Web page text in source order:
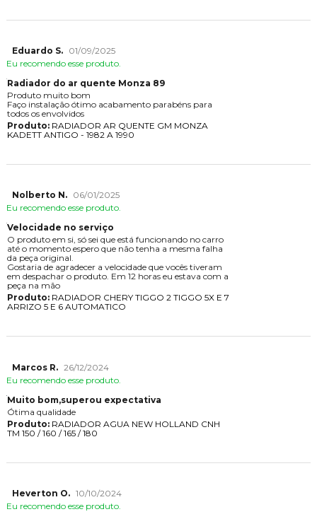
Eduardo S.
01/09/2025
Eu recomendo esse produto.
Radiador do ar quente Monza 89
Produto muito bom
Faço instalação ótimo acabamento parabéns para
todos os envolvidos
Produto:RADIADOR AR QUENTE GM MONZA
KADETT ANTIGO - 1982 A 1990
Nolberto N.
06/01/2025
Eu recomendo esse produto.
Velocidade no serviço
O produto em si, só sei que está funcionando no carro
até o momento espero que não tenha a mesma falha
da peça original.
Gostaria de agradecer a velocidade que vocês tiveram
em despachar o produto. Em 12 horas eu estava com a
peça na mão
Produto:RADIADOR CHERY TIGGO 2 TIGGO 5X E 7
ARRIZO 5 E 6 AUTOMATICO
Marcos R. 26/12/2024
Eu recomendo esse produto.
Muito bom,superou expectativa
Ótima qualidade
Produto:RADIADOR AGUA NEW HOLLAND CNH
TM 150 / 160 / 165 / 180
Heverton O. 10/10/2024
Eu recomendo esse produto.